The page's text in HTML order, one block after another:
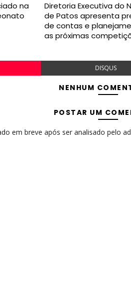
na
Diretoria Executiva do
de Patos apresenta
de contas e
as próximas
DISQUS
NENHUM
POSTAR UM
em breve após ser analisado pelo